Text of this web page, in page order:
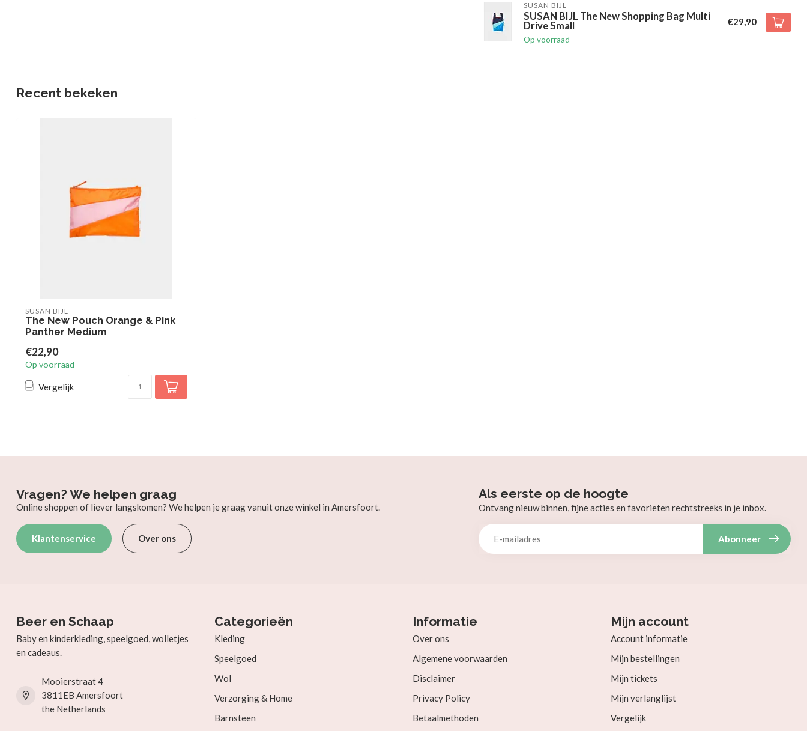
SUSAN BIJL
SUSAN BIJL The New Shopping Bag Multi
Drive Small
Op voorraad
€29,90
Recent bekeken
SUSAN BIJL
The New Pouch Orange & Pink
Panther Medium
€22,90
Op voorraad
Vergelijk
Vragen? We helpen graag
Online shoppen of liever langskomen? We helpen je graag vanuit onze winkel in Amersfoort.
Klantenservice Over ons
Als eerste op de hoogte
Ontvang nieuw binnen, fijne acties en favorieten rechtstreeks in je inbox.
Abonneer
Beer en Schaap
Baby en kinderkleding, speelgoed, wolletjes
en cadeaus.
Mooierstraat 4
3811EB Amersfoort
the Netherlands
Categorieën
Kleding
Speelgoed
Wol
Verzorging & Home
Barnsteen
Informatie
Over ons
Algemene voorwaarden
Disclaimer
Privacy Policy
Betaalmethoden
Mijn account
Account informatie
Mijn bestellingen
Mijn tickets
Mijn verlanglijst
Vergelijk